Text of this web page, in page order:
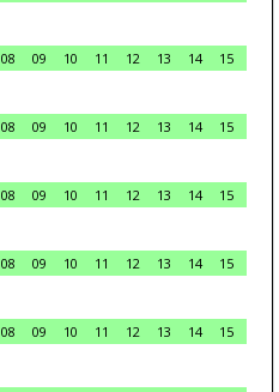
08 09 10 11 12 13 14
15
08 09 10 11 12 13 14
15
08 09 10 11 12 13 14
15
08 09 10 11 12 13 14
15
08 09 10 11 12 13 14
15